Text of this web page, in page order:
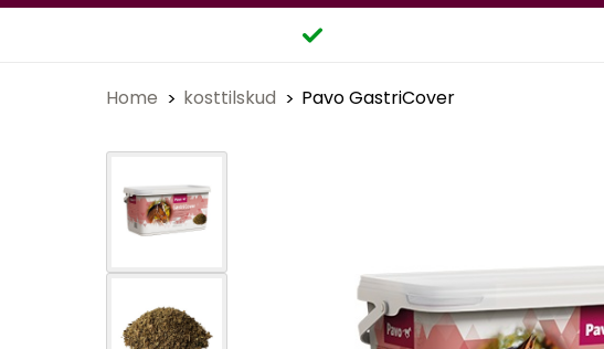
Home kosttilskud Pavo GastriCover